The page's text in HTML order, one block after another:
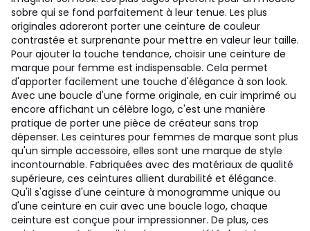
sobre qui se fond parfaitement à leur tenue. Les plus
originales adoreront porter une ceinture de couleur
contrastée et surprenante pour mettre en valeur leur taille.
Pour ajouter la touche tendance, choisir une ceinture de
marque pour femme est indispensable. Cela permet
d'apporter facilement une touche d'élégance à son look.
Avec une boucle d'une forme originale, en cuir imprimé ou
encore affichant un célèbre logo, c'est une manière
pratique de porter une pièce de créateur sans trop
dépenser. Les ceintures pour femmes de marque sont plus
qu'un simple accessoire, elles sont une marque de style
incontournable. Fabriquées avec des matériaux de qualité
supérieure, ces ceintures allient durabilité et élégance.
Qu'il s'agisse d'une ceinture à monogramme unique ou
d'une ceinture en cuir avec une boucle logo, chaque
ceinture est conçue pour impressionner. De plus, ces